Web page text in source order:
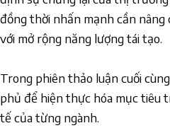
đồng thời nhấn mạnh cần nâng
với mở rộng năng lượng tái tạo.
Trong phiên thảo luận cuối
phủ để hiện thực hóa mục tiêu
tế của từng ngành.